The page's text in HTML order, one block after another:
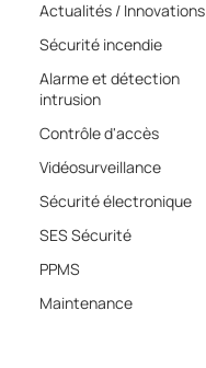
Actualités / Innovations
Sécurité incendie
Alarme et détection
intrusion
Contrôle d'accès
Vidéosurveillance
Sécurité électronique
SES Sécurité
PPMS
Maintenance